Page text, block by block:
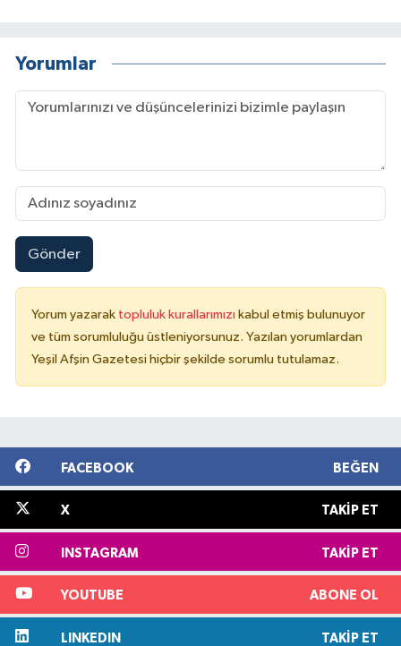
Yorumlar
Gönder
Yorum yazarak topluluk kurallarımızı kabul etmiş bulunuyor
ve tüm sorumluluğu üstleniyorsunuz. Yazılan yorumlardan
Yeşil Afşin Gazetesi hiçbir şekilde sorumlu tutulamaz.
FACEBOOK BEĞEN
X TAKIP ET
INSTAGRAM TAKIP ET
YOUTUBE ABONE OL
LINKEDIN TAKIP ET